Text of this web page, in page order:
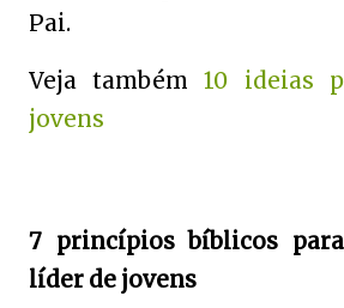
Pai.
Veja também10 ideias
jovens
7 princípios bíblicos
líder de jovens